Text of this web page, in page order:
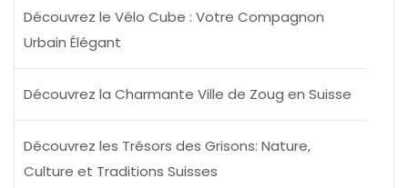
Découvrez le Vélo Cube : Votre Compagnon
Urbain Élégant
Découvrez la Charmante Ville de Zoug en Suisse
Découvrez les Trésors des Grisons: Nature,
Culture et Traditions Suisses